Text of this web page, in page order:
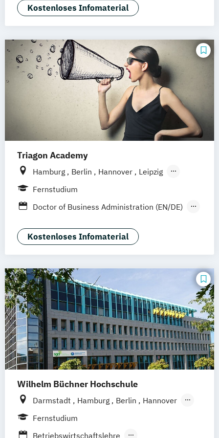
Eventmanagement Fashion Management
Marketingmanagement
Musikmanagement Sportmanagement
Kostenloses Infomaterial
Triagon Academy
Hamburg Berlin Hannover
Leipzig
Dortmund (Unna)
Treuchtlingen Nürnberg
München (Ismaning)
Fernstudium
Doctor of Business Administration (EN/DE)
Management (EN/DE)
Project Studies (EN/DE)
Kostenloses Infomaterial
Wilhelm Büchner Hochschule
Darmstadt Hamburg Berlin
Hannover
Bonn
Nürnberg
Fernstudium
Betriebswirtschaftslehre